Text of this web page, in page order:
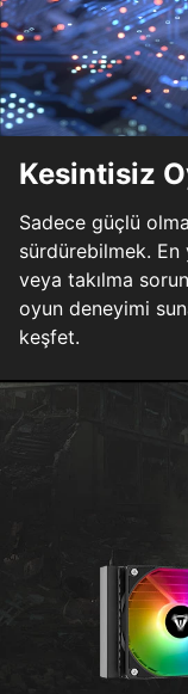
Kesintisiz
Sadece güçlü
sürdürebilmek.
veya takılma
oyun deneyimi
keşfet.